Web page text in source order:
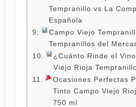
Tempranillo vs La
Española
Campo Viejo
Tempranillos del
¿Cuánto Rinde el
Viejo Rioja
Ocasiones Perfectas
Tinto Campo Viejo
750 ml